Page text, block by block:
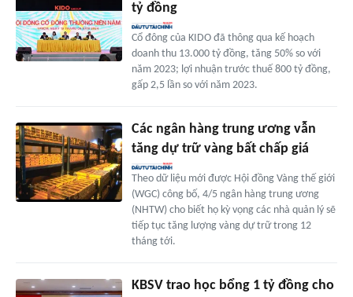
tỷ đồng
Cổ đông của KIDO đã thông qua kế hoạch
doanh thu 13.000 tỷ đồng, tăng 50% so với
năm 2023; lợi nhuận trước thuế 800 tỷ đồng,
gấp 2,5 lần so với năm 2023.
Các ngân hàng trung ương vẫn
tăng dự trữ vàng bất chấp giá
Theo dữ liệu mới được Hội đồng Vàng thế giới
(WGC) công bố, 4/5 ngân hàng trung ương
(NHTW) cho biết họ kỳ vọng các nhà quản lý sẽ
tiếp tục tăng lượng vàng dự trữ trong 12
tháng tới.
KBSV trao học bổng 1 tỷ đồng cho